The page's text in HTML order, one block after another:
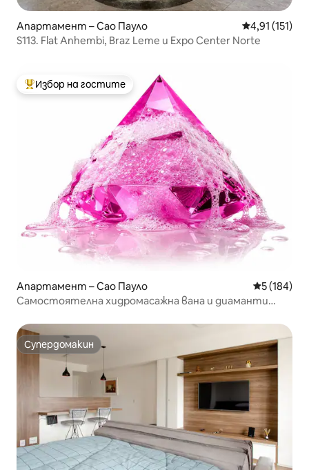
Апартамент – Сао Пауло Средна
4,91 (151)
S113. Flat Anhembi, Braz Leme и Expo Center Norte
Най-популярен избор на гостите
Избор на гостите
Апартамент – Сао Пауло Средна
5 (184)
Самостоятелна хидромасажна вана и диаманти
Супердомакин
Супердомакин